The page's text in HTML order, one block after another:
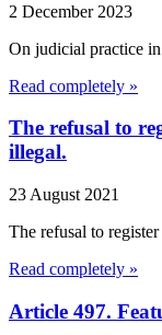
2 December 2023
On judicial practice
Read completely »
The refusal to
illegal.
23 August 2021
The refusal to
Read completely »
Article 497.